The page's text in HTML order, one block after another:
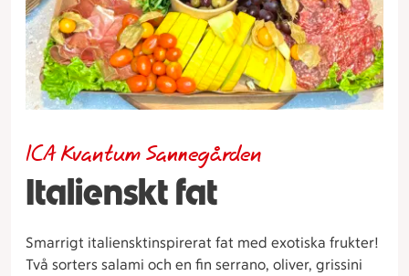
Italienskt fat
ICA Kvantum Sannegården
Smarrigt italiensktinspirerat fat med exotiska frukter!
Två sorters salami och en fin serrano, oliver, grissini